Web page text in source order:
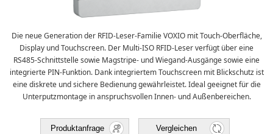
Die neue Generation der RFID-Leser-Familie VOXIO mit Touch-Oberfläche,
Display und Touchscreen. Der Multi-ISO RFID-Leser verfügt über eine
RS485-Schnittstelle sowie Magstripe- und Wiegand-Ausgänge sowie eine
integrierte PIN-Funktion. Dank integriertem Touchscreen mit Blickschutz ist
eine diskrete und sichere Bedienung gewährleistet. Ideal geeignet für die
Unterputzmontage in anspruchsvollen Innen- und Außenbereichen.
Produktanfrage Vergleichen